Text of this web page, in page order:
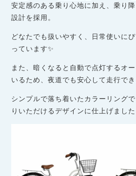
安定感のある乗り心地に加え、乗り
設計を採用。
どなたでも扱いやすく、日常使いに
っています✨
また、暗くなると自動で点灯するオ
いるため、夜道でも安心して走行で
シンプルで落ち着いたカラーリング
りいただけるデザインに仕上げました